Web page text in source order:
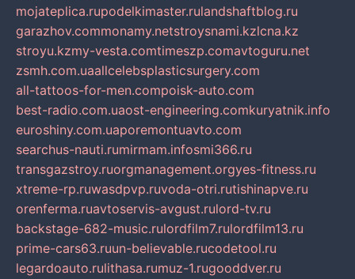
mojateplica.rupodelkimaster.rulandshaftblog.ru
garazhov.commonamy.netstroysnami.kzlcna.kz
stroyu.kzmy-vesta.comtimeszp.comavtoguru.net
zsmh.com.uaallcelebsplasticsurgery.com
all-tattoos-for-men.compoisk-auto.com
best-radio.com.uaost-engineering.comkuryatnik.info
euroshiny.com.uaporemontuavto.com
searchus-nauti.rumirmam.infosmi366.ru
transgazstroy.ruorgmanagement.orgyes-fitness.ru
xtreme-rp.ruwasdpvp.ruvoda-otri.rutishinapve.ru
orenferma.ruavtoservis-avgust.rulord-tv.ru
backstage-682-music.rulordfilm7.rulordfilm13.ru
prime-cars63.ruun-believable.rucodetool.ru
legardoauto.rulithasa.rumuz-1.rugooddver.ru